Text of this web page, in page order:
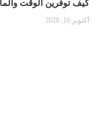
كيف توفّرين الوقت
أكتوبر 16, 2020